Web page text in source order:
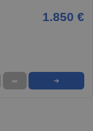
1.850 €
➦ ➜